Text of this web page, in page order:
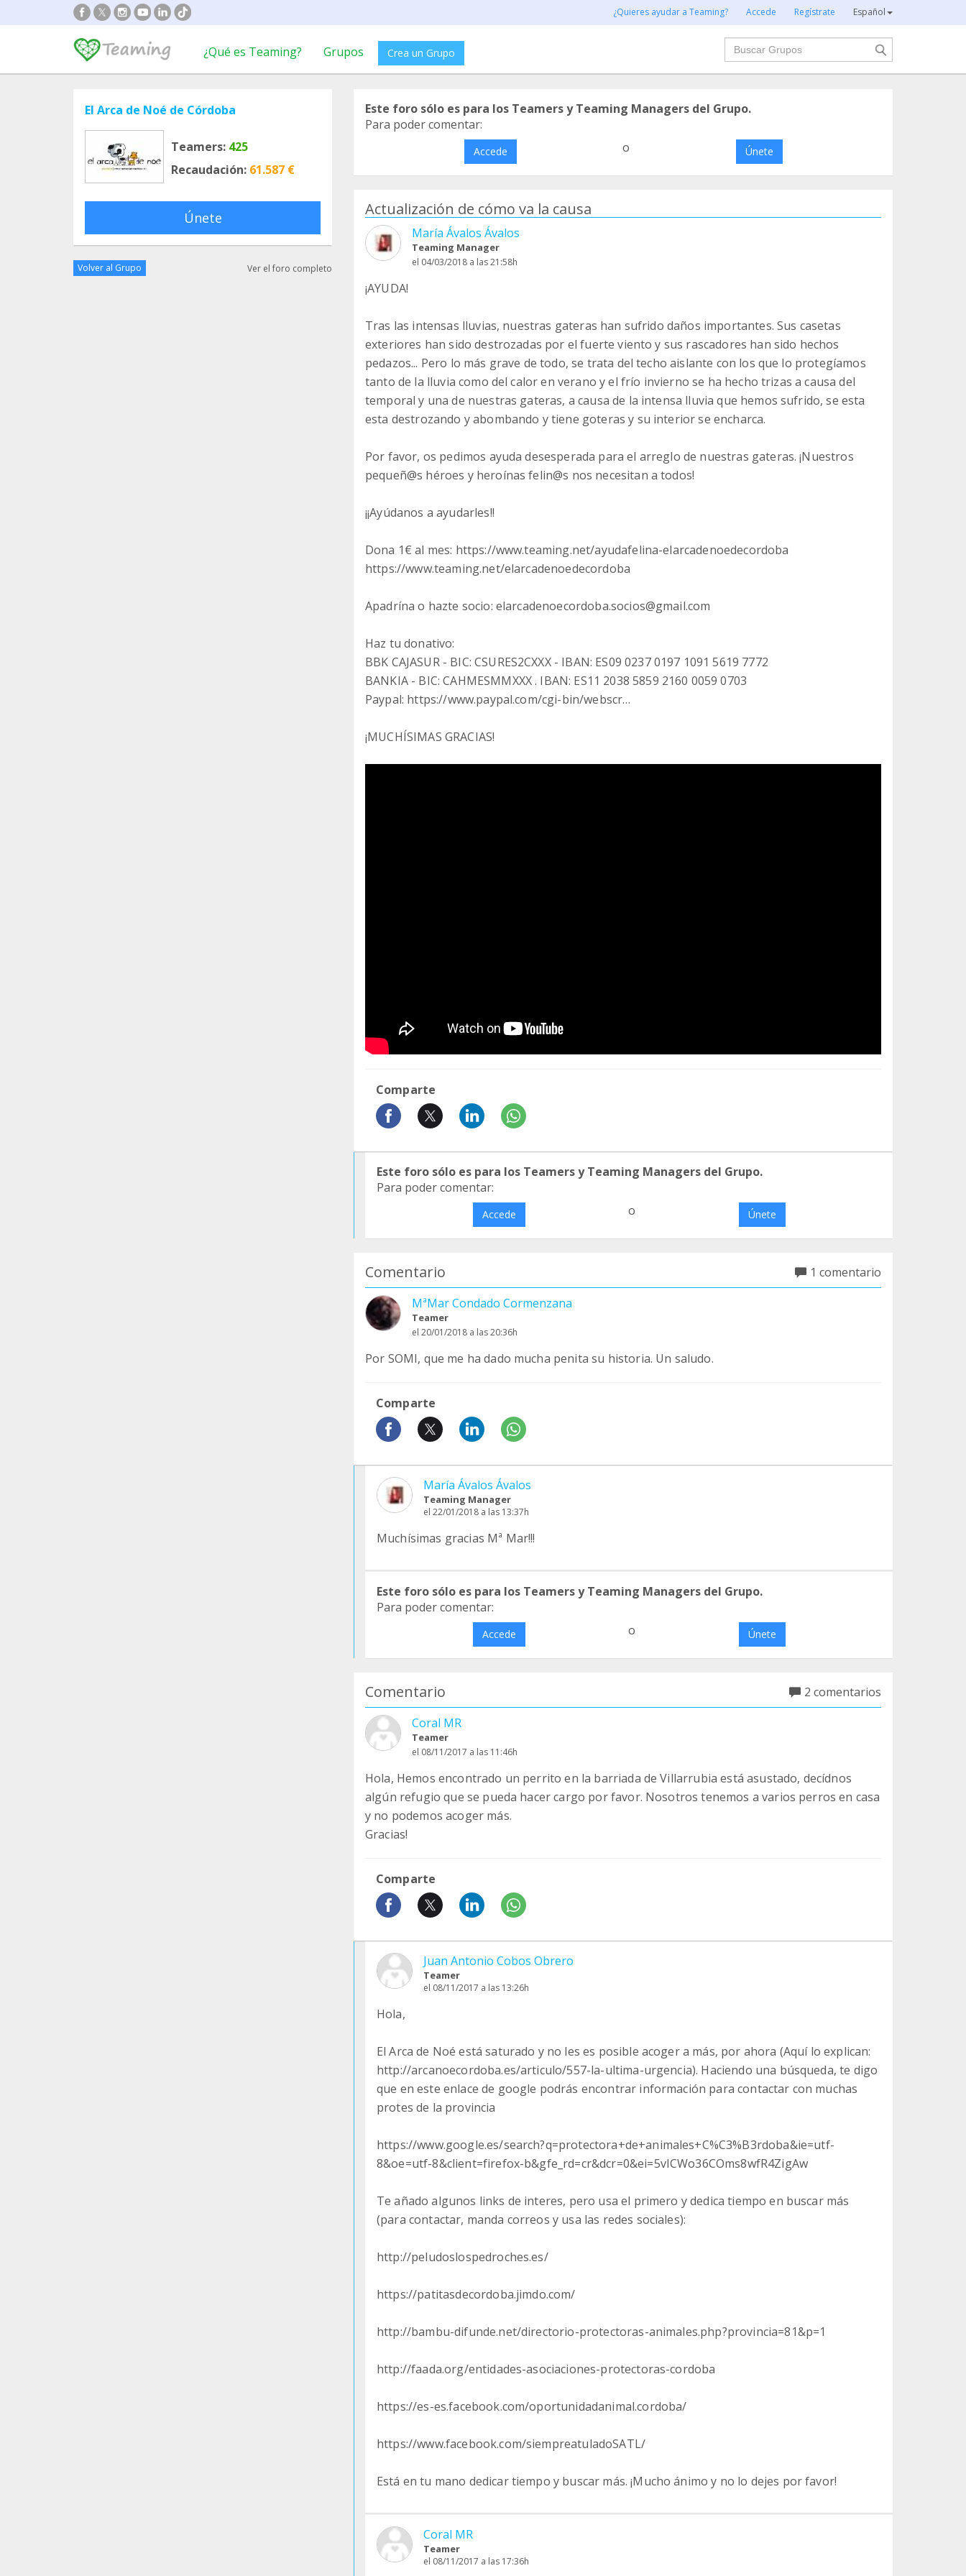
¿Quieres ayudar a Teaming? Accede Regístrate Español
¿Qué es Teaming? Grupos Crea un Grupo
Buscar
El Arca de Noé de Córdoba
Teamers: 425
Recaudación: 61.587 €
Únete
Volver al Grupo Ver el foro completo
Este foro sólo es para los Teamers y Teaming Managers del Grupo.
Para poder comentar:
Accede o Únete
Actualización de cómo va la causa
María Ávalos Ávalos
Teaming Manager
el 04/03/2018 a las 21:58h
¡AYUDA!
Tras las intensas lluvias, nuestras gateras han sufrido daños importantes. Sus casetas
exteriores han sido destrozadas por el fuerte viento y sus rascadores han sido hechos
pedazos... Pero lo más grave de todo, se trata del techo aislante con los que lo protegíamos
tanto de la lluvia como del calor en verano y el frío invierno se ha hecho trizas a causa del
temporal y una de nuestras gateras, a causa de la intensa lluvia que hemos sufrido, se esta
esta destrozando y abombando y tiene goteras y su interior se encharca.
Por favor, os pedimos ayuda desesperada para el arreglo de nuestras gateras. ¡Nuestros
pequeñ@s héroes y heroínas felin@s nos necesitan a todos!
¡¡Ayúdanos a ayudarles!!
Dona 1€ al mes: https://www.teaming.net/ayudafelina-elarcadenoedecordoba
https://www.teaming.net/elarcadenoedecordoba
Apadrína o hazte socio: elarcadenoecordoba.socios@gmail.com
Haz tu donativo:
BBK CAJASUR - BIC: CSURES2CXXX - IBAN: ES09 0237 0197 1091 5619 7772
BANKIA - BIC: CAHMESMMXXX . IBAN: ES11 2038 5859 2160 0059 0703
Paypal: https://www.paypal.com/cgi-bin/webscr…
¡MUCHÍSIMAS GRACIAS!
Comparte
Este foro sólo es para los Teamers y Teaming Managers del Grupo.
Para poder comentar:
Accede o Únete
Comentario
1 comentario
MªMar Condado Cormenzana
Teamer
el 20/01/2018 a las 20:36h
Por SOMI, que me ha dado mucha penita su historia. Un saludo.
Comparte
María Ávalos Ávalos
Teaming Manager
el 22/01/2018 a las 13:37h
Muchísimas gracias Mª Mar!!!
Este foro sólo es para los Teamers y Teaming Managers del Grupo.
Para poder comentar:
Accede o Únete
Comentario
2 comentarios
Coral MR
Teamer
el 08/11/2017 a las 11:46h
Hola, Hemos encontrado un perrito en la barriada de Villarrubia está asustado, decídnos
algún refugio que se pueda hacer cargo por favor. Nosotros tenemos a varios perros en casa
y no podemos acoger más.
Gracias!
Comparte
Juan Antonio Cobos Obrero
Teamer
el 08/11/2017 a las 13:26h
Hola,
El Arca de Noé está saturado y no les es posible acoger a más, por ahora (Aquí lo explican:
http://arcanoecordoba.es/articulo/557-la-ultima-urgencia). Haciendo una búsqueda, te digo
que en este enlace de google podrás encontrar información para contactar con muchas
protes de la provincia
https://www.google.es/search?q=protectora+de+animales+C%C3%B3rdoba&ie=utf-
8&oe=utf-8&client=firefox-b&gfe_rd=cr&dcr=0&ei=5vICWo36COms8wfR4ZigAw
Te añado algunos links de interes, pero usa el primero y dedica tiempo en buscar más
(para contactar, manda correos y usa las redes sociales):
http://peludoslospedroches.es/
https://patitasdecordoba.jimdo.com/
http://bambu-difunde.net/directorio-protectoras-animales.php?provincia=81&p=1
http://faada.org/entidades-asociaciones-protectoras-cordoba
https://es-es.facebook.com/oportunidadanimal.cordoba/
https://www.facebook.com/siempreatuladoSATL/
Está en tu mano dedicar tiempo y buscar más. ¡Mucho ánimo y no lo dejes por favor!
Coral MR
Teamer
el 08/11/2017 a las 17:36h